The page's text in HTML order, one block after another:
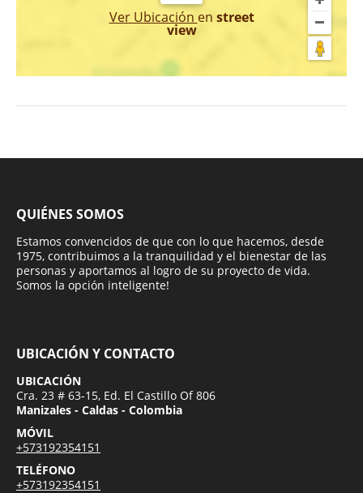
Ver Ubicación en street
view
QUIÉNES SOMOS
Estamos convencidos de que con lo que hacemos, desde
1975, contribuimos a la tranquilidad y el bienestar de las
personas y aportamos al logro de su proyecto de vida.
Somos la opción inteligente!
UBICACIÓN Y CONTACTO
UBICACIÓN
Cra. 23 # 63-15, Ed. El Castillo Of 806
Manizales - Caldas - Colombia
MÓVIL
+573192354151
TELÉFONO
+573192354151